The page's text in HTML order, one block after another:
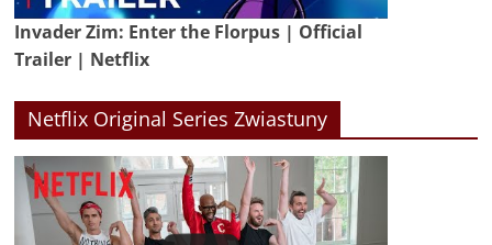
Invader Zim: Enter the Florpus | Official
Trailer | Netflix
Netflix Original Series Zwiastuny